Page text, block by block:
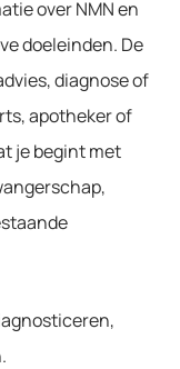
over NMN en
doeleinden. De
diagnose of
apotheker of
je begint met